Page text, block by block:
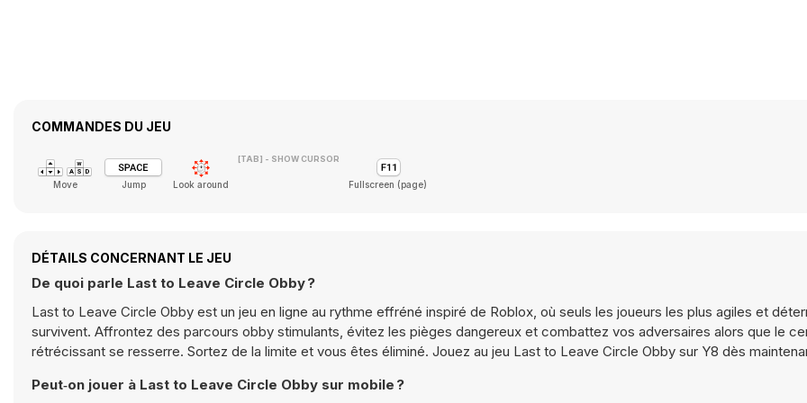
COMMANDES DU JEU
Move Jump Look around
[TAB] - SHOW CURSOR
Fullscreen (page)
DÉTAILS CONCERNANT LE JEU
De quoi parle Last to Leave Circle Obby ?
Last to Leave Circle Obby est un jeu en ligne au rythme effréné inspiré de Roblox, où seuls les joueurs les plus agiles et
survivent. Affrontez des parcours obby stimulants, évitez les pièges dangereux et combattez vos adversaires alors que le
rétrécissant se resserre. Sortez de la limite et vous êtes éliminé. Jouez au jeu Last to Leave Circle Obby sur Y8 dès
Peut‑on jouer à Last to Leave Circle Obby sur mobile ?